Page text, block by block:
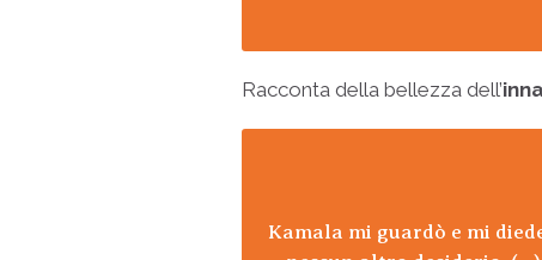
Racconta della bellezza dell’
Kamala mi guardò e mi